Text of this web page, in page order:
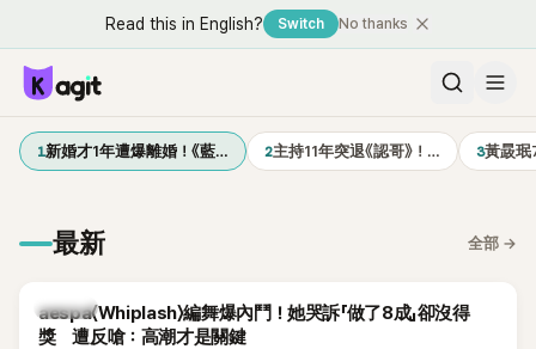
Read this in English? Switch No thanks
1新婚才1年遭爆離婚！《藍… 2主持11年突退《認哥》！… 3黃晸
最新 全部 →
K-POP
aespa〈Whiplash〉編舞爆內鬥！她哭訴「做了8成」卻沒得
獎 遭反嗆：高潮才是關鍵